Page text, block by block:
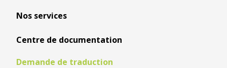
Nos services
Centre de documentation
Demande de traduction